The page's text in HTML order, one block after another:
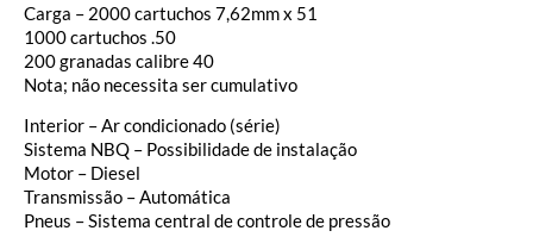
Carga – 2000 cartuchos 7,62mm x 51
1000 cartuchos .50
200 granadas calibre 40
Nota; não necessita ser cumulativo
Interior – Ar condicionado (série)
Sistema NBQ – Possibilidade de instalação
Motor – Diesel
Transmissão – Automática
Pneus – Sistema central de controle de pressão